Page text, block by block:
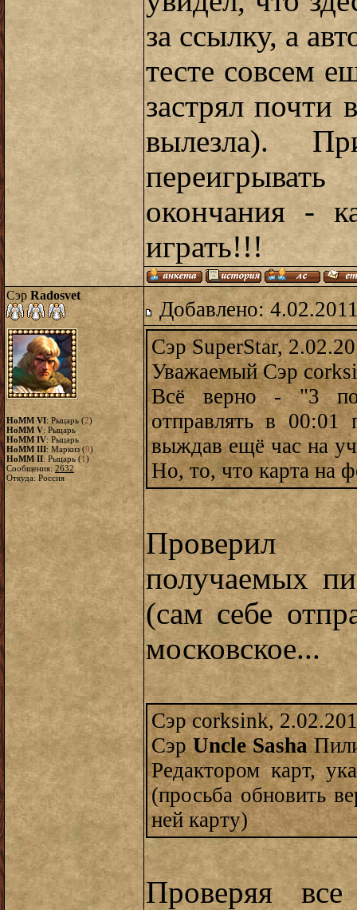
за ссылку, а
тесте совсем
застрял почти
вылезла).
окончания -
играть!!!
Сэр Radosvet
HoMM VI: Рыцарь (2)
HoMM V: Рыцарь
HoMM IV: Рыцарь
HoMM III: Маркиз (9)
HoMM II: Рыцарь (1)
Сообщения: 2632
Откуда: Россия
Добавлено:
Сэр SuperStar,
Уважаемый Сэр
Всё верно - "3
отправлять в 00:01
выждав ещё час на
Но, то, что карта на
Проверил
получаемых
(сам себе
московское...
Сэр corksink,
СэрUncle Sasha
Редактором карт,
(просьба обновить
ней карту)
Проверяя